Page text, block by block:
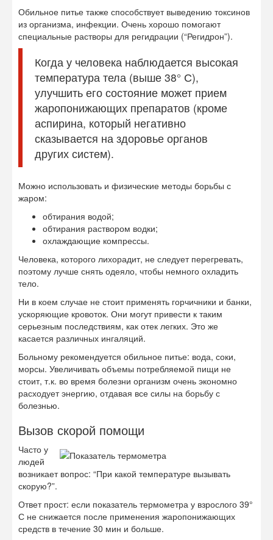
Обильное питье также способствует выведению токсинов
из организма, инфекции. Очень хорошо помогают
специальные растворы для регидрации (“Регидрон”).
Когда у человека наблюдается высокая
температура тела (выше 38° С),
улучшить его состояние может прием
жаропонижающих препаратов (кроме
аспирина, который негативно
сказывается на здоровье органов
других систем).
Можно использовать и физические методы борьбы с
жаром:
обтирания водой;
обтирания раствором водки;
охлаждающие компрессы.
Человека, которого лихорадит, не следует перегревать,
поэтому лучше снять одеяло, чтобы немного охладить
тело.
Ни в коем случае не стоит применять горчичники и банки,
ускоряющие кровоток. Они могут привести к таким
серьезным последствиям, как отек легких. Это же
касается различных ингаляций.
Больному рекомендуется обильное питье: вода, соки,
морсы. Увеличивать объемы потребляемой пищи не
стоит, т.к. во время болезни организм очень экономно
расходует энергию, отдавая все силы на борьбу с
болезнью.
Вызов скорой помощи
Часто у
людей
возникает вопрос: “При какой температуре вызывать
скорую?”.
Ответ прост: если показатель термометра у взрослого 39°
С не снижается после применения жаропонижающих
средств в течение 30 мин и больше.